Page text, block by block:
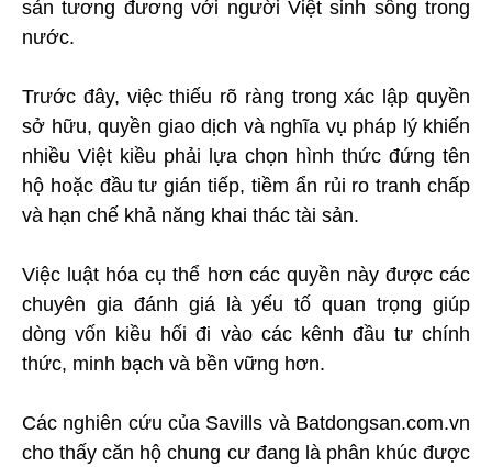
sản tương đương với người Việt sinh sống trong
nước.
Trước đây, việc thiếu rõ ràng trong xác lập quyền
sở hữu, quyền giao dịch và nghĩa vụ pháp lý khiến
nhiều Việt kiều phải lựa chọn hình thức đứng tên
hộ hoặc đầu tư gián tiếp, tiềm ẩn rủi ro tranh chấp
và hạn chế khả năng khai thác tài sản.
Việc luật hóa cụ thể hơn các quyền này được các
chuyên gia đánh giá là yếu tố quan trọng giúp
dòng vốn kiều hối đi vào các kênh đầu tư chính
thức, minh bạch và bền vững hơn.
Các nghiên cứu của Savills và Batdongsan.com.vn
cho thấy căn hộ chung cư đang là phân khúc được